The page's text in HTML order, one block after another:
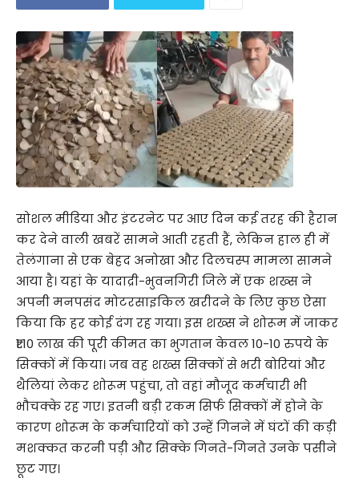
सोशल मीडिया और इंटरनेट पर आए दिन कई तरह की हैरान
कर देने वाली खबरें सामने आती रहती हैं, लेकिन हाल ही में
तेलंगाना से एक बेहद अनोखा और दिलचस्प मामला सामने
आया है। यहां के यादाद्री-भुवनगिरी जिले में एक शख्स ने
अपनी मनपसंद मोटरसाइकिल खरीदने के लिए कुछ ऐसा
किया कि हर कोई दंग रह गया। इस शख्स ने शोरूम में जाकर
₹1.10 लाख की पूरी कीमत का भुगतान केवल 10-10 रुपये के
सिक्कों में किया। जब वह शख्स सिक्कों से भरी बोरियां और
थैलियां लेकर शोरूम पहुंचा, तो वहां मौजूद कर्मचारी भी
भौचक्के रह गए। इतनी बड़ी रकम सिर्फ सिक्कों में होने के
कारण शोरूम के कर्मचारियों को उन्हें गिनने में घंटों की कड़ी
मशक्कत करनी पड़ी और सिक्के गिनते-गिनते उनके पसीने
छूट गए।